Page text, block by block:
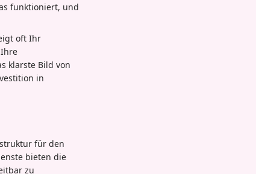
funktioniert, und
oft Ihr
klarste Bild von
in
für den
bieten die
zu